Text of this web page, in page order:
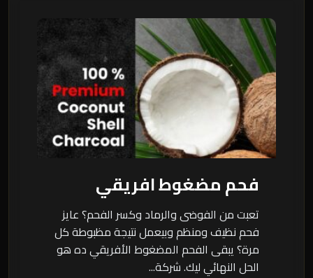
فحم مضغوط افريقي
تعبت من الفوضى والرماد وكسر الفحم؟ عايز
فحم نظيف ومنظم وبيعمل نتيجة مظبوطة كل
مرة؟ يبقى الفحم المضغوط الأفريقي ده هو
الحل النهائي ليك. شركة...